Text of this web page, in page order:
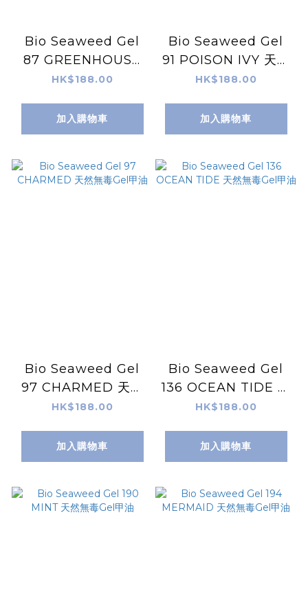
Bio Seaweed Gel
87 GREENHOUSE
天然無毒Gel甲油
HK$188.00
加入購物車
Bio Seaweed Gel
91 POISON IVY 天然
無毒Gel甲油
HK$188.00
加入購物車
Bio Seaweed Gel
97 CHARMED 天然
無毒Gel甲油
HK$188.00
加入購物車
Bio Seaweed Gel
136 OCEAN TIDE 天
然無毒Gel甲油
HK$188.00
加入購物車